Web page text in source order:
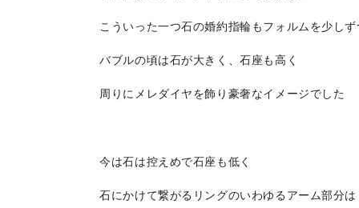
こういった一つ石の婚約指輪もフォルムを少し
バブルの頃は石が大きく、石座も高く
周りにメレダイヤを飾り豪奢なイメージでした
今は石は控えめで石座も低く
石にかけて繋がるリングのいわゆるアーム部分は